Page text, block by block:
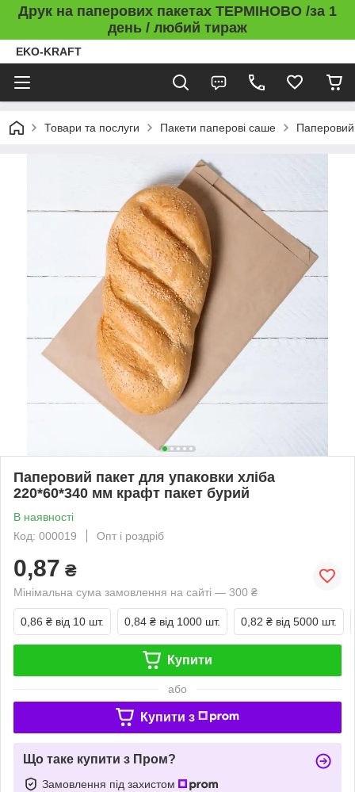
Друк на паперових пакетах ТЕРМІНОВО /за 1
день / любий тираж
EKO-KRAFT
Товари та послуги Пакети паперові саше
Паперовий пакет для упаковки хліба
220*60*340 мм крафт пакет бурий
В наявності
Код: 000019
Опт і роздріб
0,87 ₴
Мінімальна сума замовлення на сайті — 300 ₴
0,86 ₴ від 10 шт. 0,84 ₴ від 1000 шт. 0,82 ₴ від 5000 шт.
Купити
або
Купити з
Що таке купити з Пром?
Замовлення під захистом